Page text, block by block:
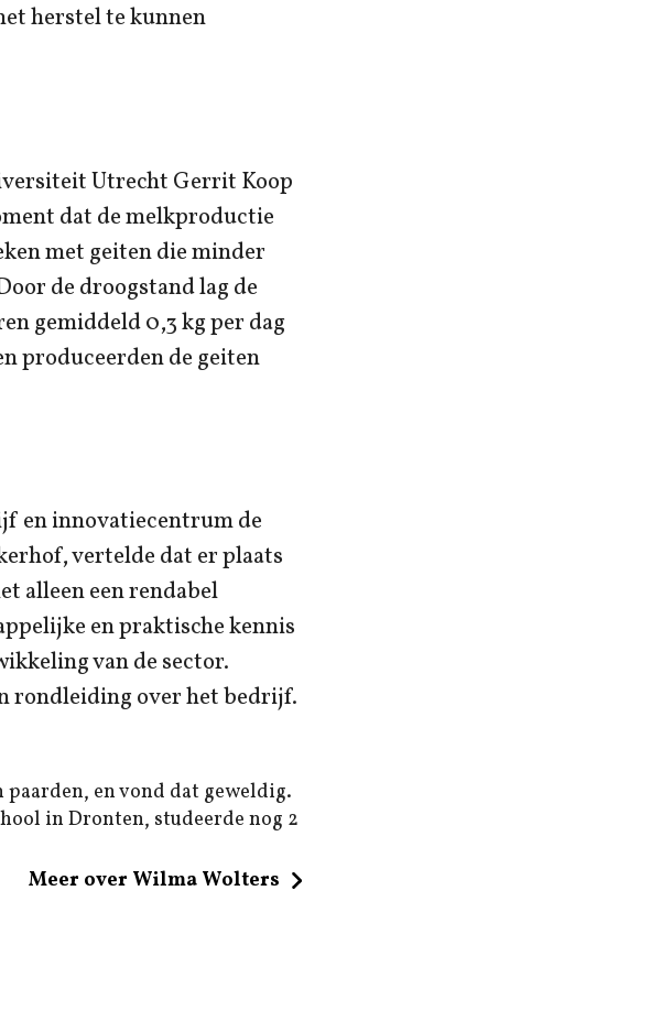
herstel te kunnen
Utrecht Gerrit Koop
dat de melkproductie
met geiten die minder
de droogstand lag de
gemiddeld 0,3 kg per dag
produceerden de geiten
en innovatiecentrum de
vertelde dat er plaats
alleen een rendabel
en praktische kennis
van de sector.
rondleiding over het bedrijf.
en vond dat geweldig.
in Dronten, studeerde nog 2
Meer over Wilma Wolters